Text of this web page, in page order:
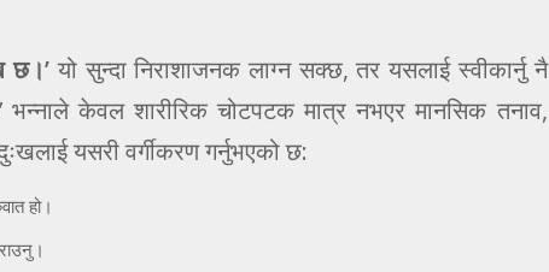
छ।’ यो सुन्दा निराशाजनक लाग्न सक्छ, तर यसलाई स्वीकार्नु नै
भन्नाले केवल शारीरिक चोटपटक मात्र नभएर मानसिक तनाव,
यसरी वर्गीकरण गर्नुभएको छ:
हो।